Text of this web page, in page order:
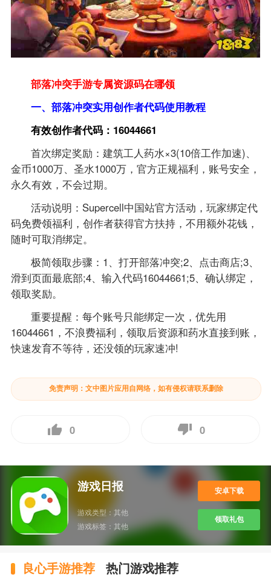
部落冲突手游专属资源码在哪领
一、部落冲突实用创作者代码使用教程
有效创作者代码：16044661
首次绑定奖励：建筑工人药水×3(10倍工作加速)、
金币1000万、圣水1000万，官方正规福利，账号安全，
永久有效，不会过期。
活动说明：Supercell中国站官方活动，玩家绑定代
码免费领福利，创作者获得官方扶持，不用额外花钱，
随时可取消绑定。
极简领取步骤：1、打开部落冲突;2、点击商店;3、
滑到页面最底部;4、输入代码16044661;5、确认绑定，
领取奖励。
重要提醒：每个账号只能绑定一次，优先用
16044661，不浪费福利，领取后资源和药水直接到账，
快速发育不等待，还没领的玩家速冲!
免责声明：文中图片应用自网络，如有侵权请联系删除
0 0
游戏日报
游戏类型： 其他
游戏标签： 其他
安卓下载
领取礼包
良心手游推荐 热门游戏推荐